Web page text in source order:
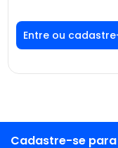
Faça seu login ou
cadastre-se para
ver preços e
Cadastre-se